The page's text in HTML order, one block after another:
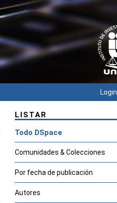
Login
LISTAR
Todo DSpace
Comunidades & Colecciones
Por fecha de publicación
Autores